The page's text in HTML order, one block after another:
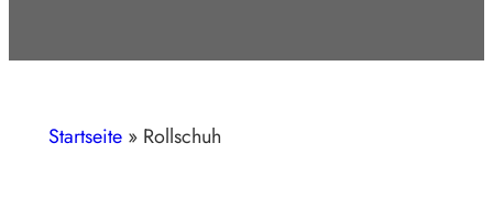
Startseite » Rollschuh